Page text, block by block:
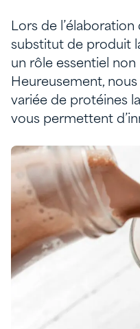
Lors de l’élaboration
substitut de produit
un rôle essentiel non
Heureusement,
variée de protéines
vous permettent